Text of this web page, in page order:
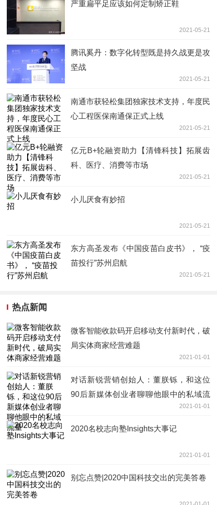
严重扁平足应该如何定制矫正鞋
2021-05-21
腾讯奚丹：数字化转型既是持久战更是攻
坚战
2021-05-21
南通市获轻松集团独家技术支持，年度民
心工程医保南通保正式上线
2021-05-21
亿元B+轮融资助力【清锋科技】拓展齿
科、医疗、消费等市场
2021-05-21
小儿厌食有妙招
2021-05-21
东方高圣发布《中国疫苗白皮书》， “疫
苗投行”苏州启航
2021-05-21
热点新闻
微客智能收款码开启移动支付新时代，破
局实体商家经营难题
2021-01-01
对话新锐营销创始人：董朕铄，和这位
90后新媒体创业者聊聊他眼中的私域流
2021-01-01
2020名校志向塾Insights大事记
2021-01-01
别忘点赞|2020中国科技交出的完美答卷